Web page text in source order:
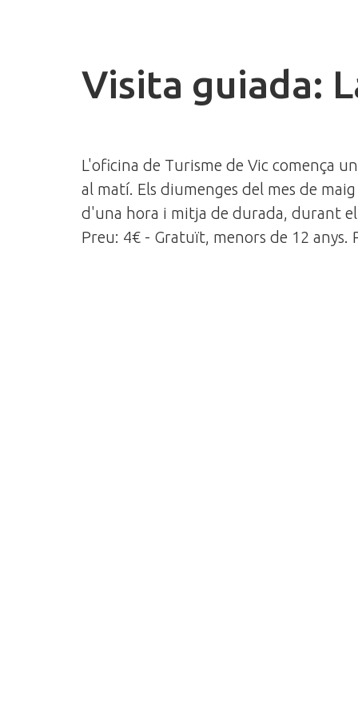
Visita guiada:
L'oficina de Turisme de Vic comença
al matí. Els diumenges del mes de
d'una hora i mitja de durada, durant el
Preu: 4€ - Gratuït, menors de 12 anys.